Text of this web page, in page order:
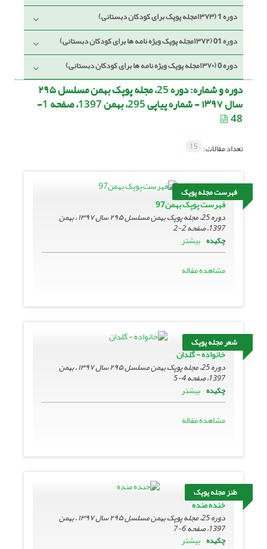
دوره 1 (۱۳۷۳مجله پوپک برای کودکان دبستانی)
دوره 01 (۱۳۷۲مجله پوپک ویژه نامه ها برای کودکان دبستانی)
دوره 0 (۱۳۷۰مجله پوپک ویژه نامه ها برای کودکان دبستانی)
دوره و شماره: دوره 25، مجله پوپک بهمن مسلسل ۲۹۵
سال ۱۳۹۷ - شماره پیاپی 295، بهمن 1397، صفحه 1-
48
تعداد مقالات: 15
فهرست مجله پوپک
فهرست پوپک بهمن97
دوره 25، مجله پوپک بهمن مسلسل ۲۹۵ سال ۱۳۹۷ ، بهمن
1397، صفحه
2-2
چکیده بیشتر
مشاهده مقاله
شعر مجله پوپک
خانواده - گلدان
دوره 25، مجله پوپک بهمن مسلسل ۲۹۵ سال ۱۳۹۷ ، بهمن
1397، صفحه
4-5
چکیده بیشتر
مشاهده مقاله
طنز مجله پوپک
خنده منده
دوره 25، مجله پوپک بهمن مسلسل ۲۹۵ سال ۱۳۹۷ ، بهمن
1397، صفحه
6-7
چکیده بیشتر